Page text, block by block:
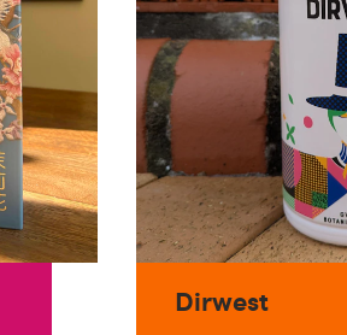
Dirwest